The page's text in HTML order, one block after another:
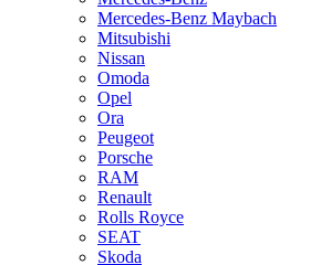
Mercedes-Benz Maybach
Mitsubishi
Nissan
Omoda
Opel
Ora
Peugeot
Porsche
RAM
Renault
Rolls Royce
SEAT
Skoda